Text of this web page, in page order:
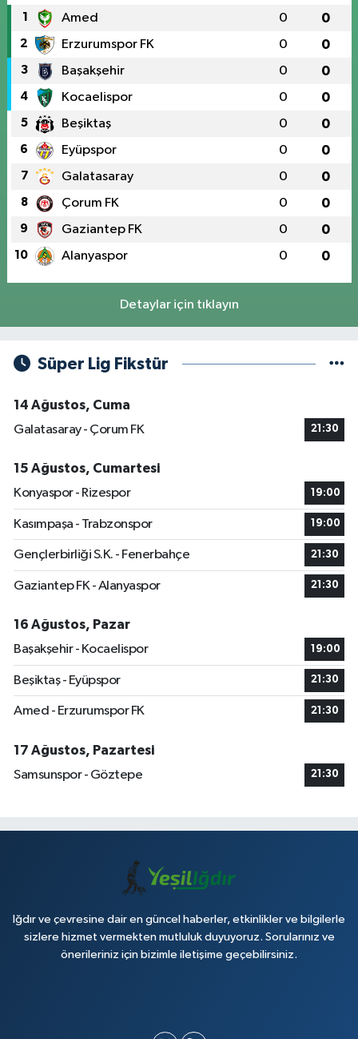
1 Amed 0 0
2 Erzurumspor FK 0 0
3 Başakşehir 0 0
4 Kocaelispor 0 0
5 Beşiktaş 0 0
6 Eyüpspor 0 0
7 Galatasaray 0 0
8 Çorum FK 0 0
9 Gaziantep FK 0 0
10 Alanyaspor 0 0
Detaylar için tıklayın
Süper Lig Fikstür
14 Ağustos, Cuma
Galatasaray - Çorum FK
21:30
15 Ağustos, Cumartesi
Konyaspor - Rizespor
19:00
Kasımpaşa - Trabzonspor 19:00
Gençlerbirliği S.K. - Fenerbahçe 21:30
Gaziantep FK - Alanyaspor 21:30
16 Ağustos, Pazar
Başakşehir - Kocaelispor
19:00
Beşiktaş - Eyüpspor 21:30
Amed - Erzurumspor FK 21:30
17 Ağustos, Pazartesi
Samsunspor - Göztepe
21:30
Iğdır ve çevresine dair en güncel haberler, etkinlikler ve bilgilerle
sizlere hizmet vermekten mutluluk duyuyoruz. Sorularınız ve
önerileriniz için bizimle iletişime geçebilirsiniz.